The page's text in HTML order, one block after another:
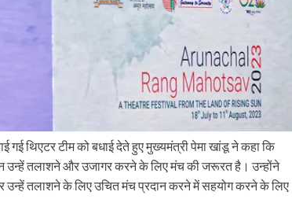
गई थिएटर टीम को बधाई देते हुए मुख्यमंत्री पेमा खांडू ने कहा कि
उन्हें तलाशने और उजागर करने के लिए मंच की जरूरत है। उन्होंने
उन्हें तलाशने के लिए उचित मंच प्रदान करने में सहयोग करने के लिए